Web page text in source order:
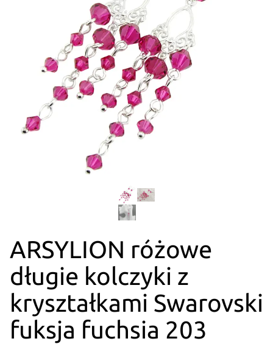
ARSYLION różowe
długie kolczyki z
kryształkami Swarovski
fuksja fuchsia 203